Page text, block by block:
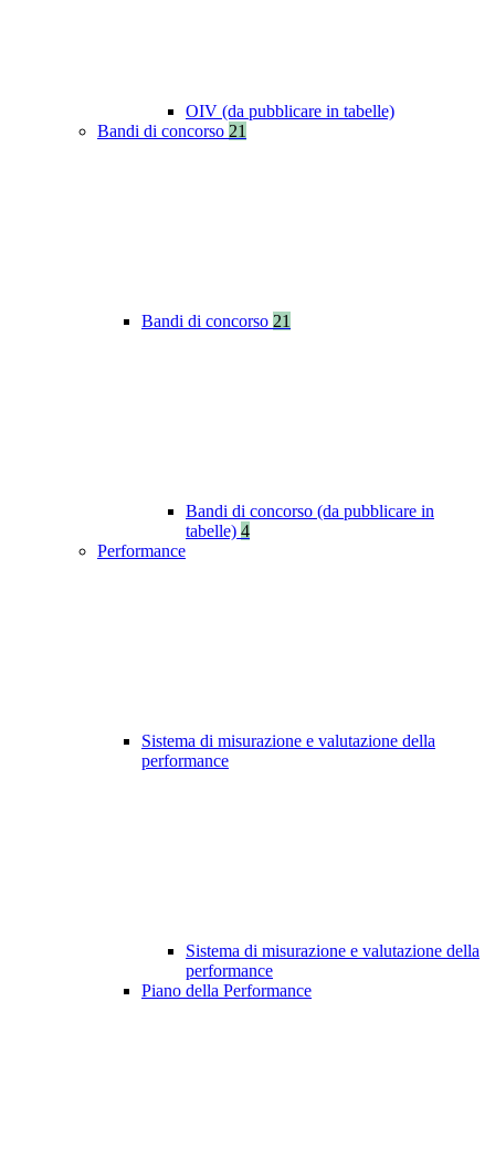
OIV (da pubblicare in tabelle)
Bandi di concorso 21
Bandi di concorso 21
Bandi di concorso (da pubblicare in
tabelle) 4
Performance
Sistema di misurazione e valutazione della
performance
Sistema di misurazione e valutazione della
performance
Piano della Performance